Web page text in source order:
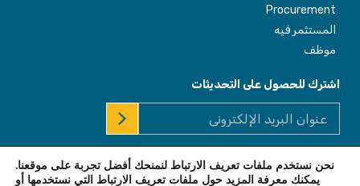
Procurement
المستثمر فيه
موظف
اشترك للحصول على التحديثات
نحن نستخدم ملفات تعريف الارتباط لنمنحك أفضل تجربة على موقعنا.
يمكنك معرفة المزيد حول ملفات تعريف الارتباط التي نستخدمها أو